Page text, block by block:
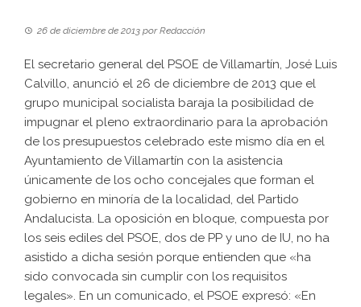
26 de diciembre de 2013 porRedacción
El secretario general del PSOE de Villamartín, José Luis
Calvillo, anunció el 26 de diciembre de 2013 que el
grupo municipal socialista baraja la posibilidad de
impugnar el pleno extraordinario para la aprobación
de los presupuestos celebrado este mismo día en el
Ayuntamiento de Villamartín con la asistencia
únicamente de los ocho concejales que forman el
gobierno en minoría de la localidad, del Partido
Andalucista. La oposición en bloque, compuesta por
los seis ediles del PSOE, dos de PP y uno de IU, no ha
asistido a dicha sesión porque entienden que «ha
sido convocada sin cumplir con los requisitos
legales». En un comunicado, el PSOE expresó: «En